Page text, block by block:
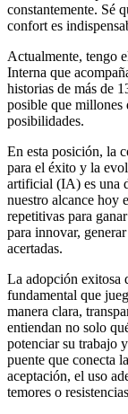
constantemente. Sé
confort es
Actualmente, tengo
Interna que
historias de más de
posible que millones
posibilidades.
En esta posición, la
para el éxito y la
artificial (IA) es una
nuestro alcance hoy
repetitivas para
para innovar,
acertadas.
La adopción exitosa
fundamental que
manera clara,
entiendan no solo
potenciar su trabajo
puente que conecta
aceptación, el uso
temores o